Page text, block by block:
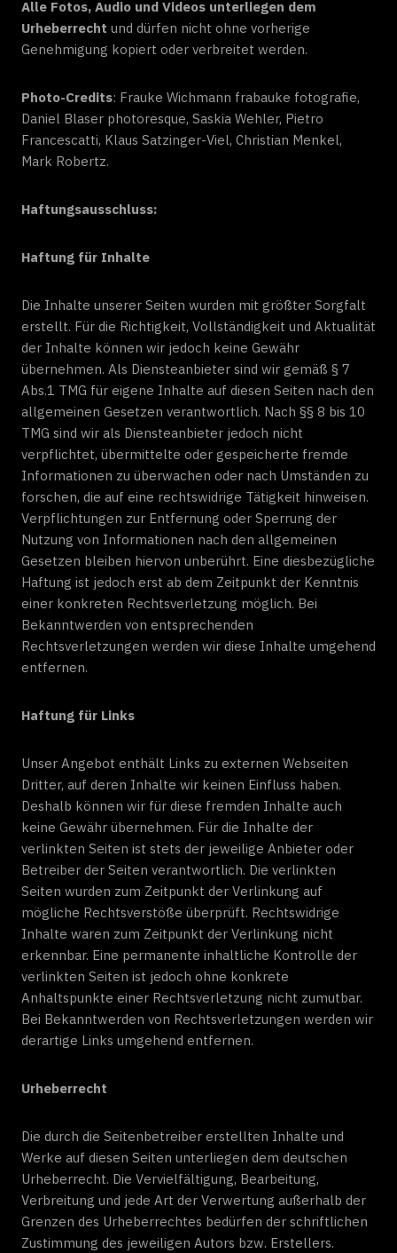
Alle Fotos, Audio und Videos unterliegen dem
Urheberrecht und dürfen nicht ohne vorherige
Genehmigung kopiert oder verbreitet werden.
Photo-Credits: Frauke Wichmann frabauke fotografie,
Daniel Blaser photoresque, Saskia Wehler, Pietro
Francescatti, Klaus Satzinger-Viel, Christian Menkel,
Mark Robertz.
Haftungsausschluss:
Haftung für Inhalte
Die Inhalte unserer Seiten wurden mit größter Sorgfalt
erstellt. Für die Richtigkeit, Vollständigkeit und Aktualität
der Inhalte können wir jedoch keine Gewähr
übernehmen. Als Diensteanbieter sind wir gemäß § 7
Abs.1 TMG für eigene Inhalte auf diesen Seiten nach den
allgemeinen Gesetzen verantwortlich. Nach §§ 8 bis 10
TMG sind wir als Diensteanbieter jedoch nicht
verpflichtet, übermittelte oder gespeicherte fremde
Informationen zu überwachen oder nach Umständen zu
forschen, die auf eine rechtswidrige Tätigkeit hinweisen.
Verpflichtungen zur Entfernung oder Sperrung der
Nutzung von Informationen nach den allgemeinen
Gesetzen bleiben hiervon unberührt. Eine diesbezügliche
Haftung ist jedoch erst ab dem Zeitpunkt der Kenntnis
einer konkreten Rechtsverletzung möglich. Bei
Bekanntwerden von entsprechenden
Rechtsverletzungen werden wir diese Inhalte umgehend
entfernen.
Haftung für Links
Unser Angebot enthält Links zu externen Webseiten
Dritter, auf deren Inhalte wir keinen Einfluss haben.
Deshalb können wir für diese fremden Inhalte auch
keine Gewähr übernehmen. Für die Inhalte der
verlinkten Seiten ist stets der jeweilige Anbieter oder
Betreiber der Seiten verantwortlich. Die verlinkten
Seiten wurden zum Zeitpunkt der Verlinkung auf
mögliche Rechtsverstöße überprüft. Rechtswidrige
Inhalte waren zum Zeitpunkt der Verlinkung nicht
erkennbar. Eine permanente inhaltliche Kontrolle der
verlinkten Seiten ist jedoch ohne konkrete
Anhaltspunkte einer Rechtsverletzung nicht zumutbar.
Bei Bekanntwerden von Rechtsverletzungen werden wir
derartige Links umgehend entfernen.
Urheberrecht
Die durch die Seitenbetreiber erstellten Inhalte und
Werke auf diesen Seiten unterliegen dem deutschen
Urheberrecht. Die Vervielfältigung, Bearbeitung,
Verbreitung und jede Art der Verwertung außerhalb der
Grenzen des Urheberrechtes bedürfen der schriftlichen
Zustimmung des jeweiligen Autors bzw. Erstellers.